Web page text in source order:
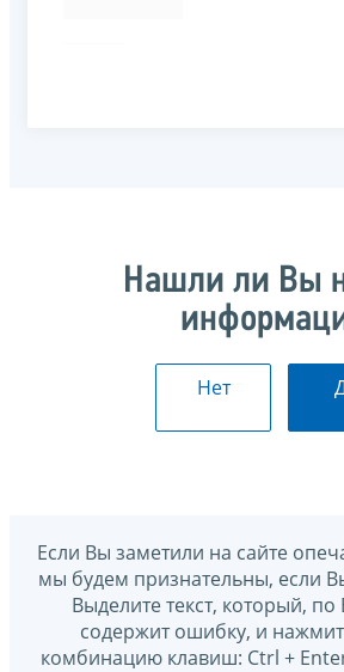
Нашли ли Вы
Нет
Если Вы заметили на сайте
мы будем признательны, если
Выделите текст, который,
содержит ошибку, и
комбинацию клавиш: Ctrl +